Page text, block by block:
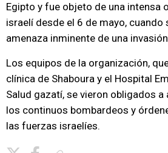
Egipto y fue objeto de una intensa
israelí desde el 6 de mayo, cuando
amenaza inminente de una
Los equipos de la organización,
clínica de Shaboura y el Hospital
Salud gazatí, se vieron obligados a
los continuos bombardeos y
las fuerzas israelíes.